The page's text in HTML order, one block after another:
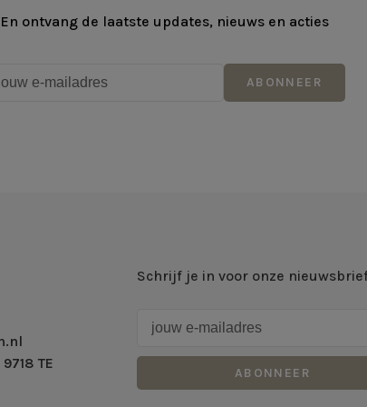
En ontvang de laatste updates, nieuws en acties
ABONNEER
TE
Schrijf je in voor onze
ABONNEER